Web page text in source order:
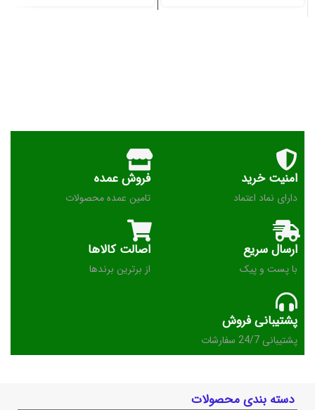
امنیت خرید
دارای نماد اعتماد
فروش عمده
تامین عمده محصولات
ارسال سریع
با پست و پیک
اصالت کالاها
از برترین برندها
پشتیبانی فروش
پشتیبانی 24/7 سفارشات
دسته بندی محصولات